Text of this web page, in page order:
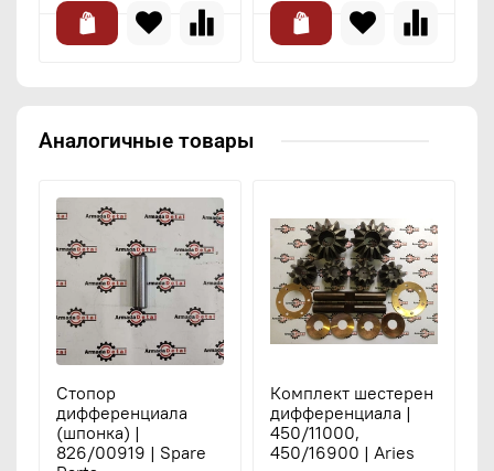
Аналогичные товары
Стопор
дифференциала
(шпонка) |
826/00919 | Spare
Комплект шестерен
дифференциала |
450/11000,
450/16900 | Aries